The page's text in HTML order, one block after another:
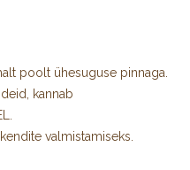
poolt ühesuguse pinnaga.
kannab
valmistamiseks.